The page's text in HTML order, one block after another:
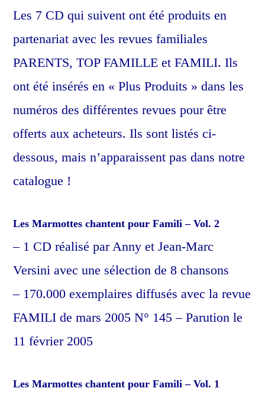
Les 7 CD qui suivent ont été produits en
partenariat avec les revues familiales
PARENTS, TOP FAMILLE et FAMILI. Ils
ont été insérés en « Plus Produits » dans les
numéros des différentes revues pour être
offerts aux acheteurs. Ils sont listés ci-
dessous, mais n’apparaissent pas dans notre
catalogue !
Les Marmottes chantent pour Famili – Vol. 2
– 1 CD réalisé par Anny et Jean-Marc
Versini avec une sélection de 8 chansons
– 170.000 exemplaires diffusés avec la revue
FAMILI de mars 2005 N° 145 – Parution le
11 février 2005
Les Marmottes chantent pour Famili – Vol. 1